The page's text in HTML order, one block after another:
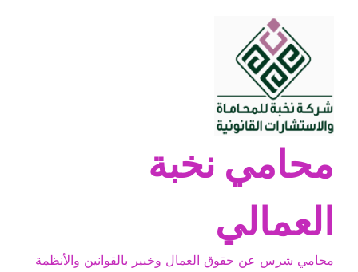
محامي نخبة
العمالي
محامي شرس عن حقوق العمال وخبير بالقوانين والأنظمة